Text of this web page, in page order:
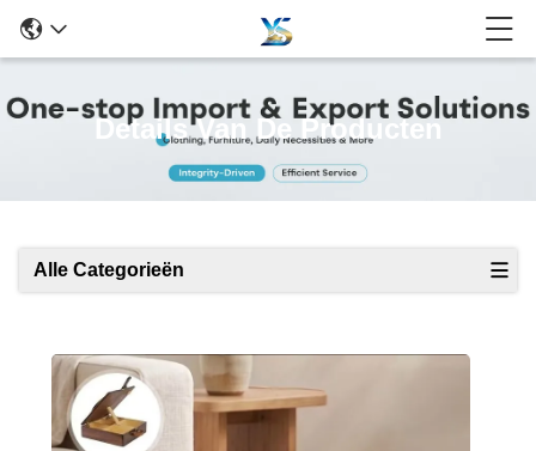
Details Van De Producten
Alle Categorieën